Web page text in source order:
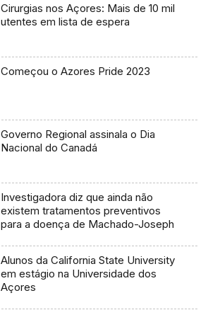
Cirurgias nos Açores: Mais de 10 mil
utentes em lista de espera
Começou o Azores Pride 2023
Governo Regional assinala o Dia
Nacional do Canadá
Investigadora diz que ainda não
existem tratamentos preventivos
para a doença de Machado-Joseph
Alunos da California State University
em estágio na Universidade dos
Açores